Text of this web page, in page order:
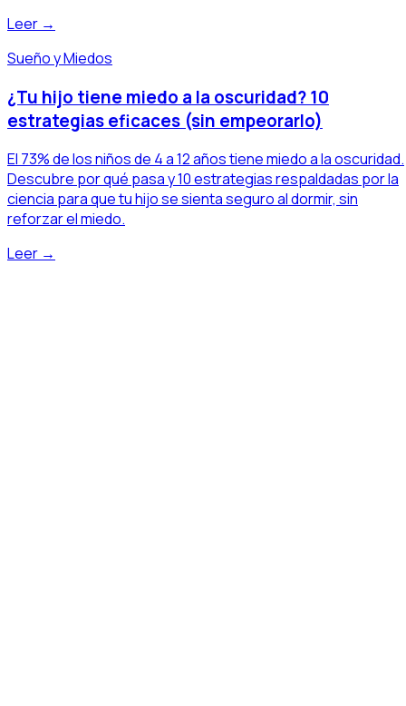
Leer →
Sueño y Miedos
¿Tu hijo tiene miedo a la oscuridad? 10
estrategias eficaces (sin empeorarlo)
El 73% de los niños de 4 a 12 años tiene miedo a la oscuridad.
Descubre por qué pasa y 10 estrategias respaldadas por la
ciencia para que tu hijo se sienta seguro al dormir, sin
reforzar el miedo.
Leer →